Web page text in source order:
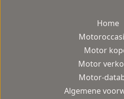
Home
Motor
Motor
Motor-
Algemene